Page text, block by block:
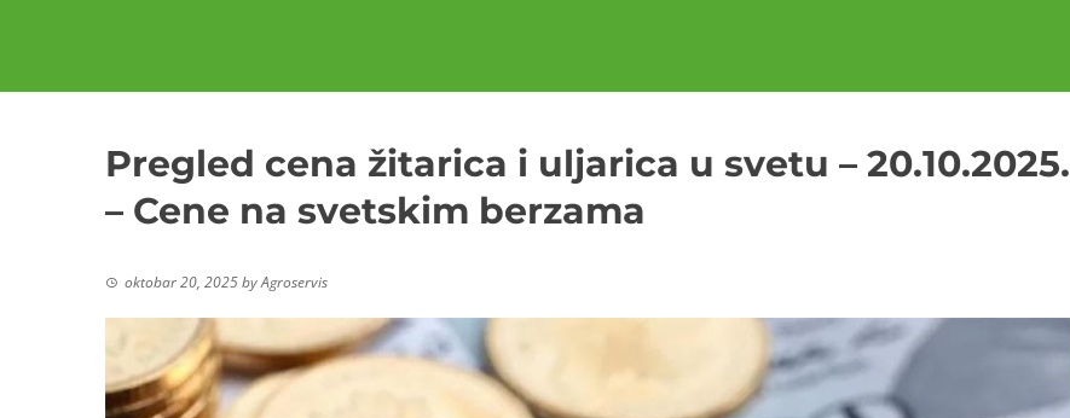
Pregled cena žitarica i uljarica u svetu – 20.10.2025.
– Cene na svetskim berzama
oktobar 20, 2025byAgroservis